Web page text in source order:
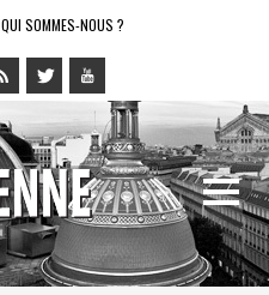
QUI SOMMES-NOUS ?